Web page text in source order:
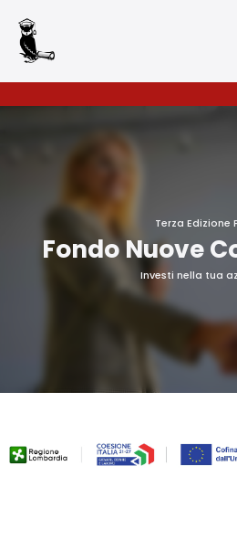
Terza Edizione
Fondo Nuove
Investi nella tua
Accettazione e
gestione
il nostro sito
Questo sito web
cookie tecnici per
alcuni servizi.
Continuando la
navigazione, o
in conformità alla
Informativa sulla